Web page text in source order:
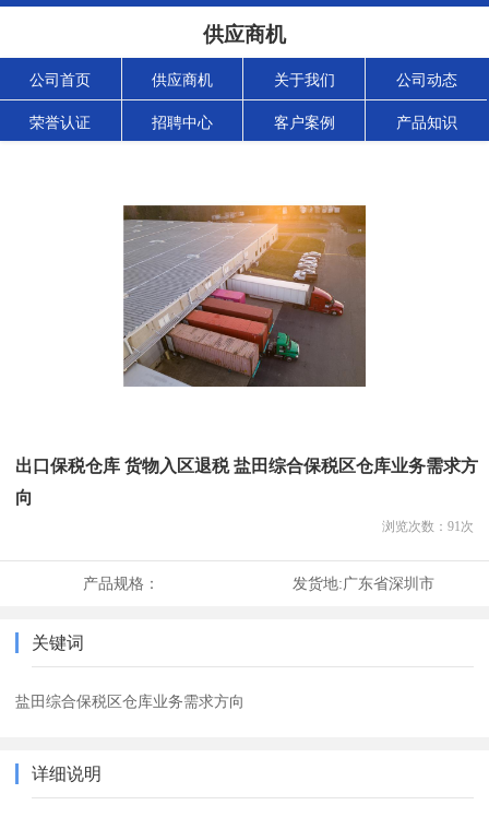
供应商机
公司首页 供应商机 关于我们 公司动态
荣誉认证 招聘中心 客户案例 产品知识
出口保税仓库 货物入区退税 盐田综合保税区仓库业务需求方
向
浏览次数： 91次
产品规格： 发货地:广东省深圳市
关键词
盐田综合保税区仓库业务需求方向
详细说明